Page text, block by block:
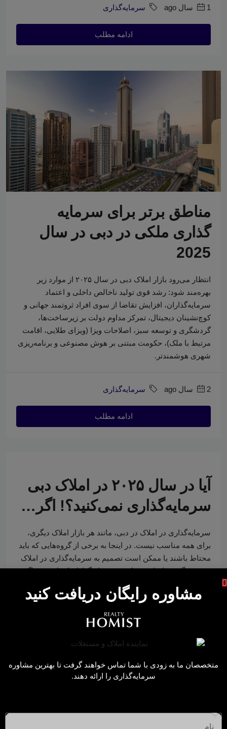
1 سال ago سرمایه‌گذاری
ادامه مطلب
مناطق برتر برای سرمایه
گذاری ملکی در دبی در سال
2025
انتظار می‌رود بازار املاک دبی در سال ۲۰۲۵ از موارد زیر
بهره‌مند شود: رشد قوی تولید ناخالص داخلی و اعتماد
سرمایه‌گذاران، افزایش تقاضا از سوی افراد ثروتمند جهانی و
کوچ‌نشینان دیجیتال، تمرکز مداوم دولت بر زیرساخت‌ها،
گردشگری و توسعه سبز، اصلاحات ویزا (ویزای طلایی، اقامت
مرتبط با ملک)، حکومت مبتنی بر هوش مصنوعی و برنامه‌ریزی
شهری هوشمندتر.
2 سال ago سرمایه‌گذاری
ادامه مطلب
آیا در سال ۲۰۲۵ در املاک دبی
سرمایه‌گذاری نمی‌کنید؟! اگر…
سرمایه‌گذاری در املاک در دبی، مانند هر بازار املاک دیگری،
برای همه مناسب نیست. در اینجا به برخی از گروه‌هایی که باید
محتاط باشند یا ممکن است تصمیم به سرمایه‌گذاری در املاک
در دبی نگیرند، اشاره می‌کنیم: سرمایه‌گذاران کوتاه‌مدت: اگر
به دنبال بازده سریع هستید یا قصد دارید برای مدت کوتاهی
سرمایه‌گذاری کنید، بازار املاک دبی ممکن است ایده‌آل نباشد.
سرمایه‌گذاری
ادامه مطلب
مشاوره رایگان دریافت کنید
متخصصان ما به زودی با شما تماس خواهند گرفت تا بهترین مشاوره
سرمایه‌گذاری را ارائه دهند.